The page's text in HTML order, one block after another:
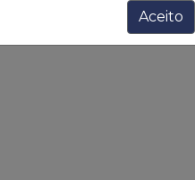
Aceito